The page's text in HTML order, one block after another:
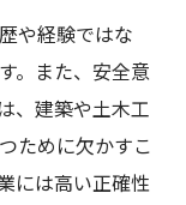
や経験ではな
。また、安全意
、建築や土木工
ために欠かすこ
には高い正確性